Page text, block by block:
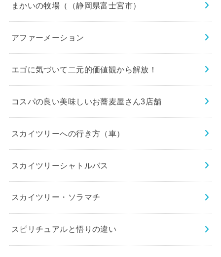
まかいの牧場（（静岡県富士宮市）
アファーメーション
エゴに気づいて二元的価値観から解放！
コスパの良い美味しいお蕎麦屋さん3店舗
スカイツリーへの行き方（車）
スカイツリーシャトルバス
スカイツリー・ソラマチ
スピリチュアルと悟りの違い